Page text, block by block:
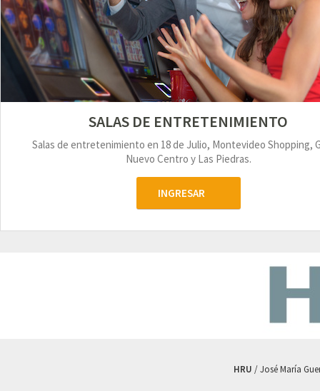
SALAS DE ENTRETENIMIENTO
Salas de entretenimiento en 18 de Julio, Montevideo Shopping,
Nuevo Centro y Las Piedras.
INGRESAR
HRU / José María